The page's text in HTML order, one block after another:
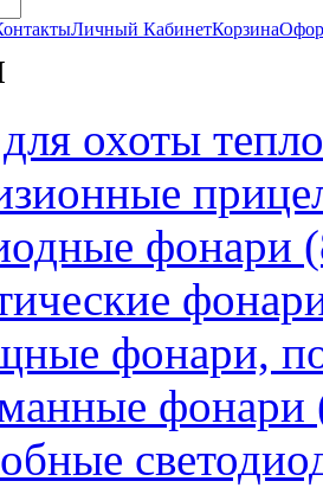
Личный КабинетКорзина
охоты
фонари
фонари,
фонари